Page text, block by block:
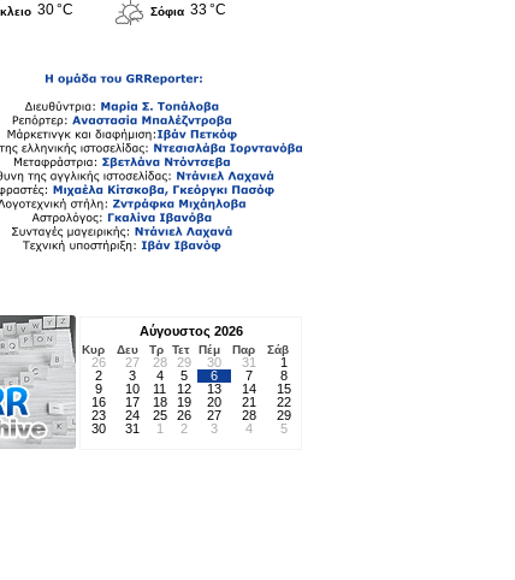
30 °C Σόφια 33 °C
Αύγουστος 2026
Κυρ Δευ Τρ Τετ Πέμ Παρ Σάβ
26 27 28 29 30 31
1
2
3 4 5 6 7
8
9
10 11 12 13 14
15
16
17 18 19 20 21
22
23
24 25 26 27 28
29
30
31 1 2 3 4 5